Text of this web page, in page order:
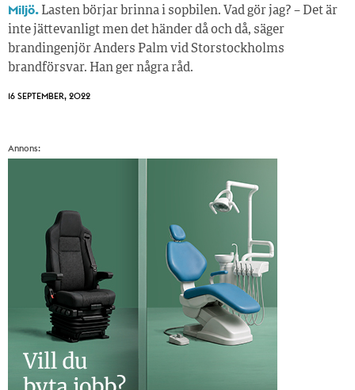
Miljö. Lasten börjar brinna i sopbilen. Vad gör jag? – Det är
inte jättevanligt men det händer då och då, säger
brandingenjör Anders Palm vid Storstockholms
brandförsvar. Han ger några råd.
16 SEPTEMBER, 2022
Annons: